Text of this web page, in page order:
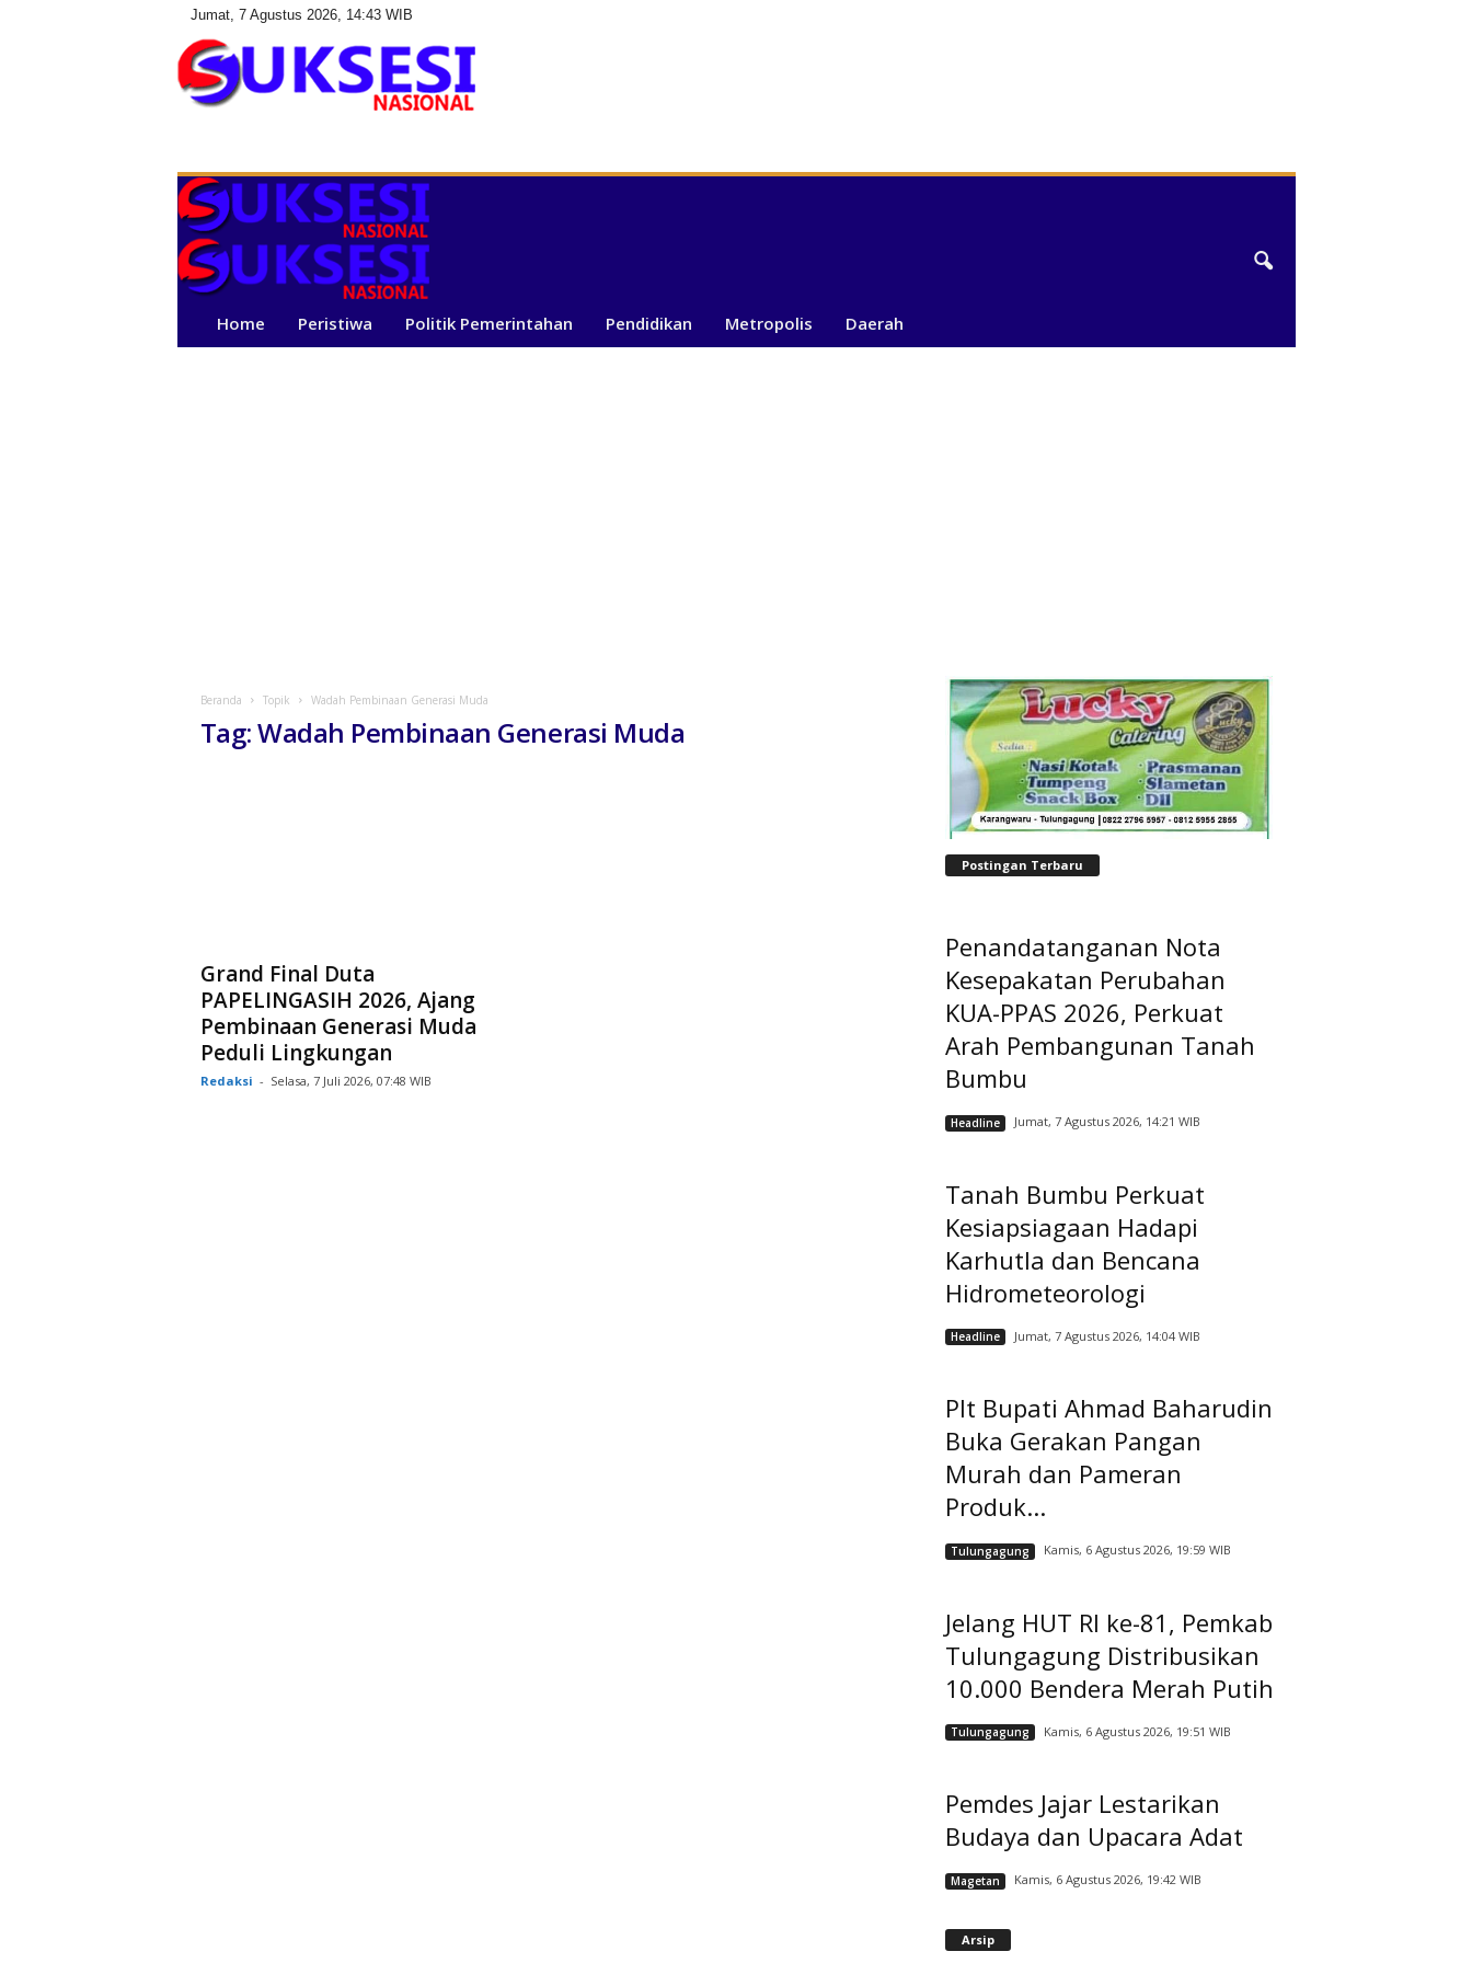
Jumat, 7 Agustus 2026, 14:43 WIB
s
e
i
N
i
Home Peristiwa Politik Pemerintahan Pendidikan Metropolis Daerah
Beranda Topik Wadah Pembinaan Generasi Muda
Tag: Wadah Pembinaan Generasi Muda
Grand Final Duta
PAPELINGASIH 2026, Ajang
Pembinaan Generasi Muda
Peduli Lingkungan
Redaksi - Selasa, 7 Juli 2026, 07:48 WIB
Postingan Terbaru
Penandatanganan Nota
Kesepakatan Perubahan
KUA-PPAS 2026, Perkuat
Arah Pembangunan Tanah
Bumbu
Headline Jumat, 7 Agustus 2026, 14:21 WIB
Tanah Bumbu Perkuat
Kesiapsiagaan Hadapi
Karhutla dan Bencana
Hidrometeorologi
Headline Jumat, 7 Agustus 2026, 14:04 WIB
Plt Bupati Ahmad Baharudin
Buka Gerakan Pangan
Murah dan Pameran
Produk...
Tulungagung Kamis, 6 Agustus 2026, 19:59 WIB
Jelang HUT RI ke-81, Pemkab
Tulungagung Distribusikan
10.000 Bendera Merah Putih
Tulungagung Kamis, 6 Agustus 2026, 19:51 WIB
Pemdes Jajar Lestarikan
Budaya dan Upacara Adat
Magetan Kamis, 6 Agustus 2026, 19:42 WIB
Arsip